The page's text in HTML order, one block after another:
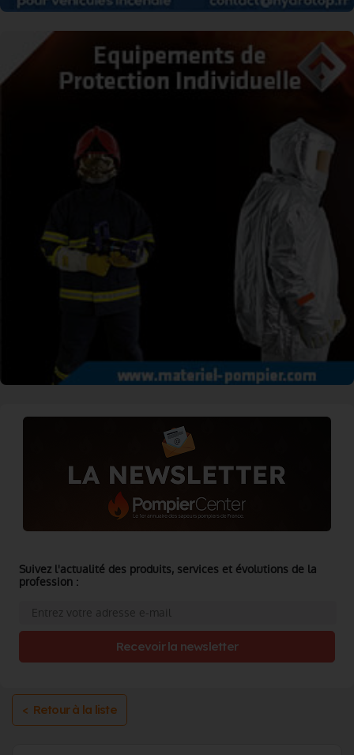
< Retour à la liste
Suivez l'actualité des produits, services et évolutions de la
profession :
Recevoir la newsletter